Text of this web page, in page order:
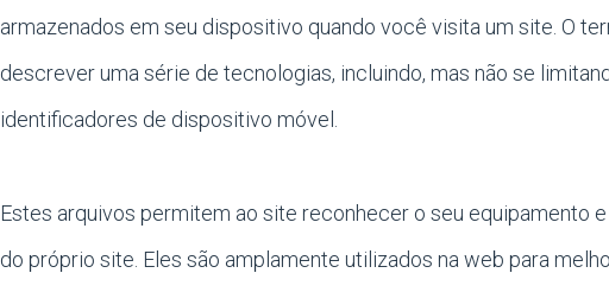
armazenados em seu dispositivo quando você visita um site. O
descrever uma série de tecnologias, incluindo, mas não se
identificadores de dispositivo móvel.
Estes arquivos permitem ao site reconhecer o seu equipamento
do próprio site. Eles são amplamente utilizados na web para